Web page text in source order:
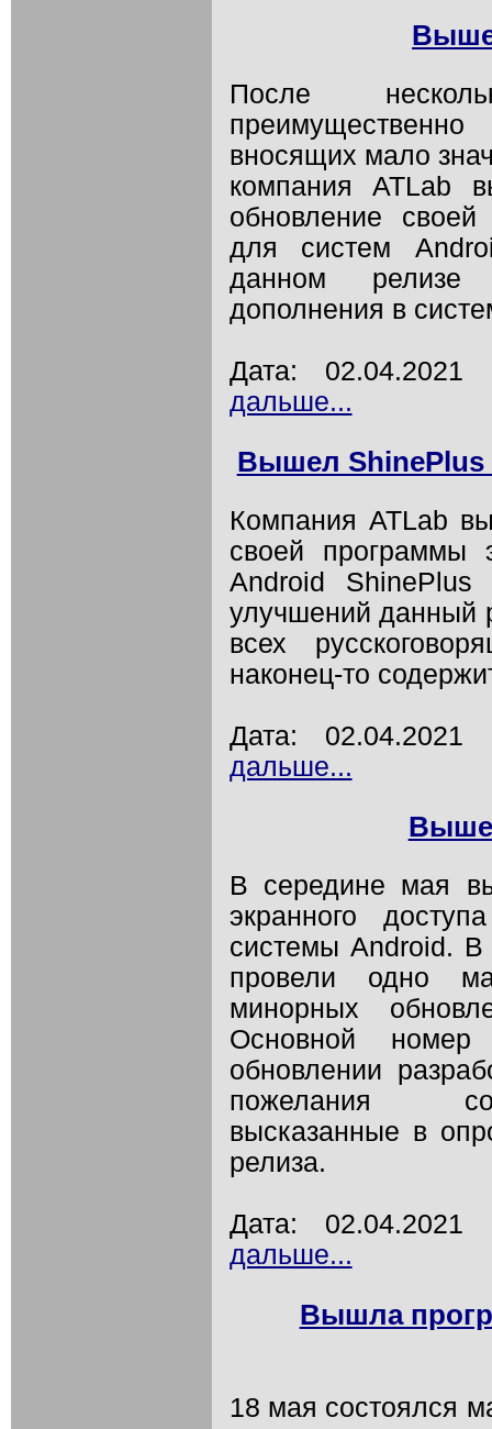
После
вносящих мало
компания ATLab
обновление
для систем
данном релизе
дополнения в
Дата:
дальше...
Вышел ShinePlus
Компания ATLab
своей программы
Android
улучшений данный
всех
наконец-то
Дата:
дальше...
В середине мая
экранного
системы Android. В
провели одно
минорных
Основной
обновлении
пожелания
высказанные в
релиза.
Дата:
дальше...
Вышла
18 мая состоялся